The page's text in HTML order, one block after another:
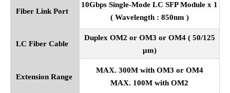
Fiber Link Port
10Gbps Single-Mode LC SFP Module x 1
( Wavelength : 850nm )
LC Fiber Cable
Duplex OM2 or OM3 or OM4 ( 50/125
μm)
Extension Range
MAX. 300M with OM3 or OM4
MAX. 100M with OM2